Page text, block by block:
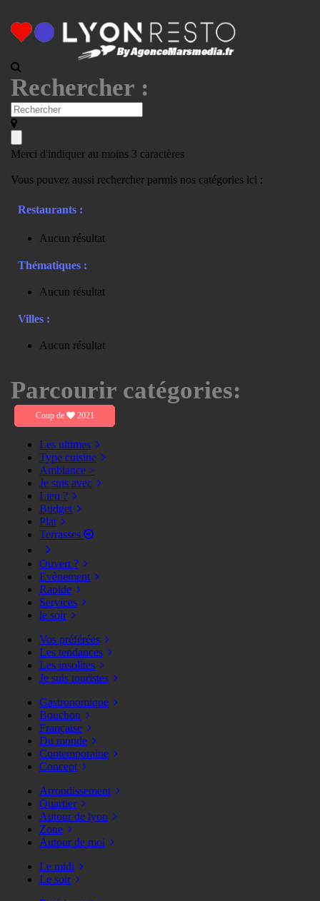
Rechercher :
Merci d'indiquer au moins 3 caractères
Vous pouvez aussi rechercher parmis nos catégories ici :
Restaurants :
Aucun résultat
Thématiques :
Aucun résultat
Villes :
Aucun résultat
Parcourir catégories:
Coup de 2021
Les ultimes
Type cuisine
Ambiance >
Je suis avec
Lieu ?
Budget
Plat
Terrasses
Ouvert ?
Evènement
Rapide
Services
le soir
Vos préférées
Les tendances
Les insolites
Je suis touristes
Gastronomique
Bouchon
Française
Du monde
Contemporaine
Concept
Arrondissement
Quartier
Autour de lyon
Zone
Autour de moi
Le midi
Le soir